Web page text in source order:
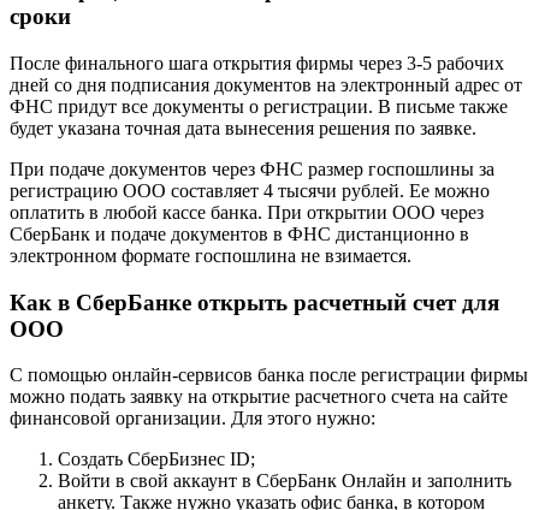
сроки
После финального шага открытия фирмы через 3-5 рабочих
дней со дня подписания документов на электронный адрес от
ФНС придут все документы о регистрации. В письме также
будет указана точная дата вынесения решения по заявке.
При подаче документов через ФНС размер госпошлины за
регистрацию ООО составляет 4 тысячи рублей. Ее можно
оплатить в любой кассе банка. При открытии ООО через
СберБанк и подаче документов в ФНС дистанционно в
электронном формате госпошлина не взимается.
Как в СберБанке открыть расчетный счет для
ООО
С помощью онлайн-сервисов банка после регистрации фирмы
можно подать заявку на открытие расчетного счета на сайте
финансовой организации. Для этого нужно:
Создать СберБизнес ID;
Войти в свой аккаунт в СберБанк Онлайн и заполнить
анкету. Также нужно указать офис банка, в котором